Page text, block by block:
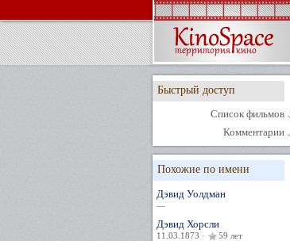
Быстрый доступ
Список фильмов
Комментарии
Похожие по имени
Дэвид Уолдман
—
Дэвид Хорсли
11.03.1873 · 59 лет